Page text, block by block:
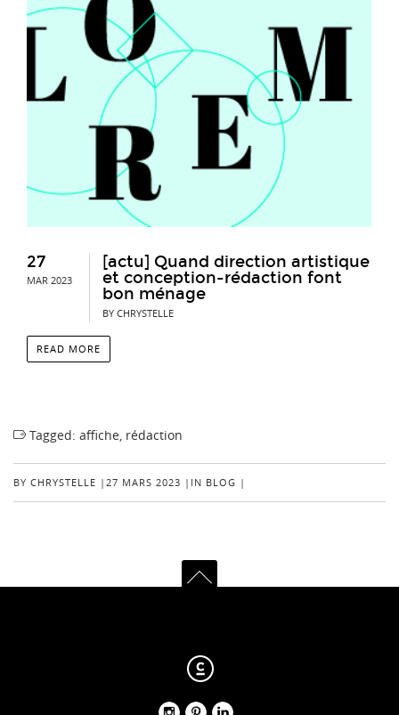
27
MAR 2023
[actu]​ Quand direction artistique
et conception-rédaction font
bon ménage
BY CHRYSTELLE
READ MORE
Tagged: affiche, rédaction
BY CHRYSTELLE | 27 MARS 2023 | IN BLOG |